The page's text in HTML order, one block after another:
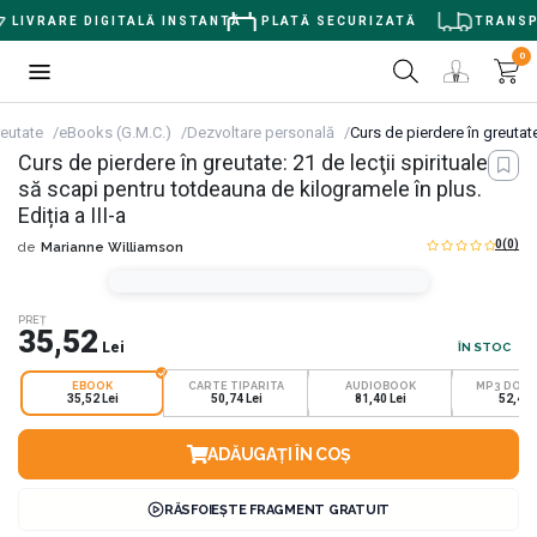
LIVRARE DIGITALĂ INSTANTĂ PLATĂ SECURIZATĂ
0
eBooks (G.M.C.) Dezvoltare personală Curs de pierdere în
Curs de pierdere în greutate: 21 de lecţii spirituale ca
să scapi pentru totdeauna de kilogramele în plus.
Ediția a III-a
de Marianne Williamson 0(0)
PREȚ
35,52 Lei ÎN STOC
EBOOK
35,52 Lei
CARTE TIPARITA
50,74 Lei
AUDIOBOOK
81,40 Lei
MP3
52,42
ADĂUGAȚI ÎN COȘ
RĂSFOIEȘTE FRAGMENT GRATUIT